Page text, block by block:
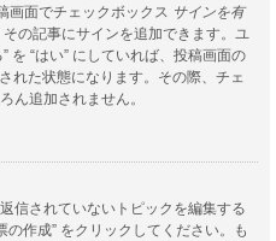
画面でチェックボックス サインを有
の記事にサインを追加できます。ユ
を “はい” にしていれば、投稿画面の
れた状態になります。その際、チェ
ん追加されません。
信されていないトピックを編集する
作成” をクリックしてください。も